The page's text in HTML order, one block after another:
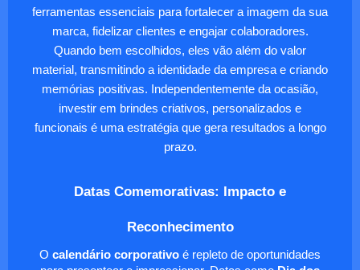
ferramentas essenciais para fortalecer a imagem da sua
marca, fidelizar clientes e engajar colaboradores.
Quando bem escolhidos, eles vão além do valor
material, transmitindo a identidade da empresa e criando
memórias positivas. Independentemente da ocasião,
investir em brindes criativos, personalizados e
funcionais é uma estratégia que gera resultados a longo
prazo.
Datas Comemorativas: Impacto e
Reconhecimento
O calendário corporativo é repleto de oportunidades